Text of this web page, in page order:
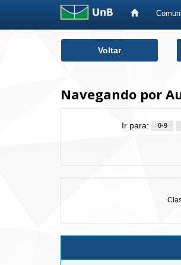
Voltar
Navegando por
Ir para: 0-9